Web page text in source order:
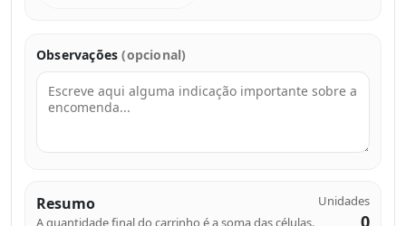
Observações(opcional)
Resumo
A quantidade final do carrinho é a soma das células.
Unidades
0